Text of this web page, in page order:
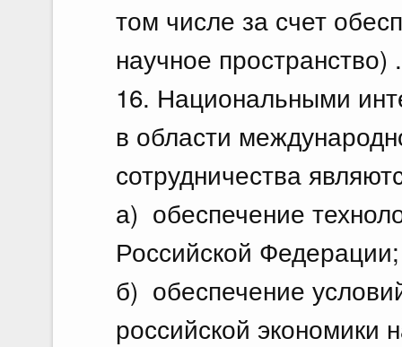
том числе за счет
научное пространство) .
16. Национальными
в области
сотрудничества
а) обеспечение
Российской Федерации;
б) обеспечение
российской экономики